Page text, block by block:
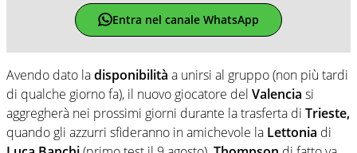
Entra nel canale WhatsApp
Avendo dato ladisponibilità a unirsi al gruppo (non più tardi
di qualche giorno fa), il nuovo giocatore del Valencia si
aggregherà nei prossimi giorni durante la trasferta di Trieste,
quando gli azzurri sfideranno in amichevole la Lettonia di